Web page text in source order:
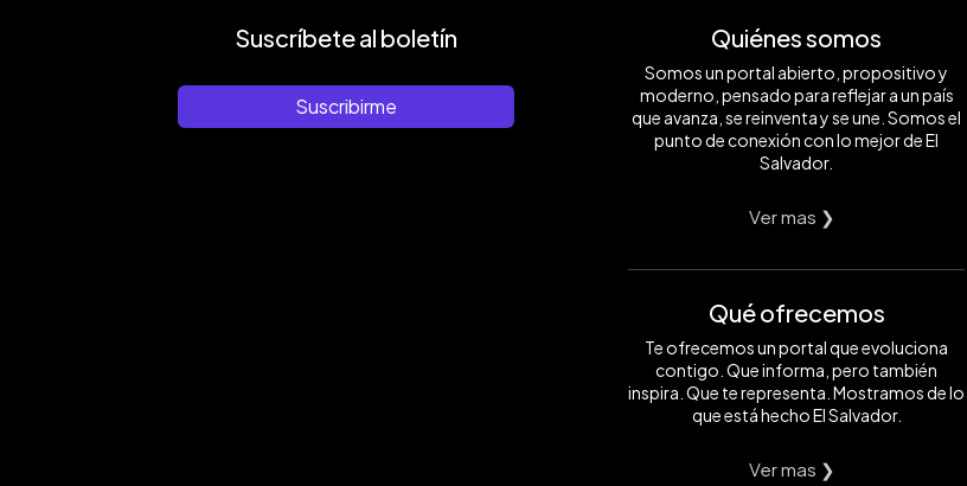
Suscríbete al boletín
Suscribirme
Quiénes somos
Somos un portal abierto, propositivo y
moderno, pensado para reflejar a un país
que avanza, se reinventa y se une. Somos el
punto de conexión con lo mejor de El
Salvador.
Ver mas ❯
Qué ofrecemos
Te ofrecemos un portal que evoluciona
contigo. Que informa, pero también
inspira. Que te representa. Mostramos de lo
que está hecho El Salvador.
Ver mas ❯